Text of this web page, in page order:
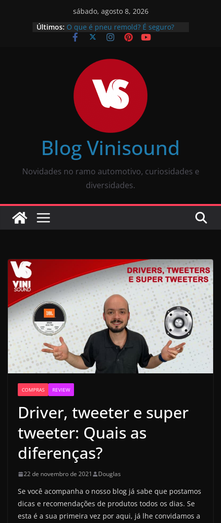
sábado, agosto 8, 2026
Últimos: O que é pneu remold? É seguro?
Vale a pena?
descomplicado
JBL Wave Buds é bom? Uma review
completa
O som automotivo Pioneer é bom?
Review completa
Som para carros com bluetooth e
tela: como escolher?
Blog Vinisound
Novidades no ramo automotivo, curiosidades e
diversidades.
COMPRAS REVIEW
Driver, tweeter e super
tweeter: Quais as
diferenças?
22 de novembro de 2021 Douglas
Se você acompanha o nosso blog já sabe que postamos
dicas e recomendações de produtos todos os dias. Se
esta é a sua primeira vez por aqui, já lhe convidamos a